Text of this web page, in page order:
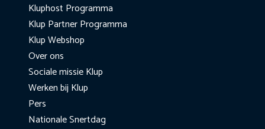
Kluphost Programma
Klup Partner Programma
Klup Webshop
Over ons
Sociale missie Klup
Werken bij Klup
Pers
Nationale Snertdag